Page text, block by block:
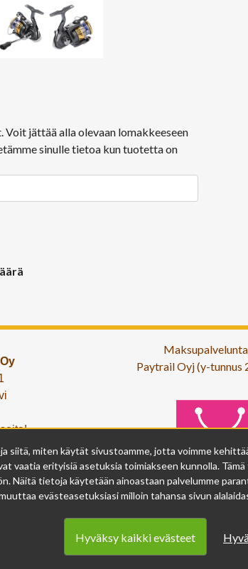
jättää alla olevaan lomakkeeseen
sinulle tietoa kun tuotetta on
viesti!
9
Paytrail Oyj (y-tunnus
siitä, miten käytät sivustoamme, jotta voimme
vaatia erityisiä asetuksia toimiakseen kunnolla.
Näitä tietoja käytetään ainoastaan palvelumme
evästeasetuksiasi milloin tahansa sivun
Hyväksy kaikki evästeet